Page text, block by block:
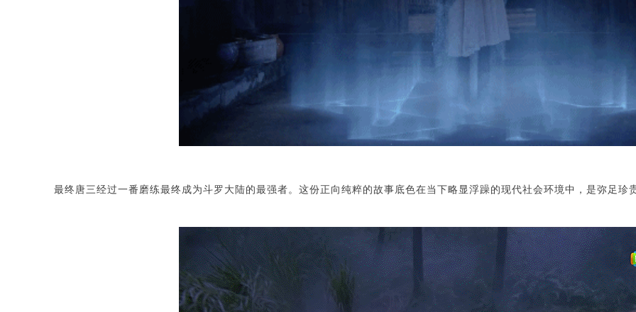
最终唐三经过一番磨练最终成为斗罗大陆的最强者。这份正向纯粹的故事底色在当下略显浮躁的现代社会环境中，是弥足珍